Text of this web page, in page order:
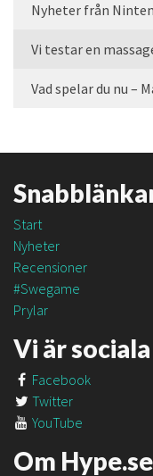
Nyheter från
Vi testar en
Vad spelar du nu –
Start
Nyheter
Recensioner
#Swegame
Prylar
Vi är
Facebook
Twitter
YouTube
Om Hype.se